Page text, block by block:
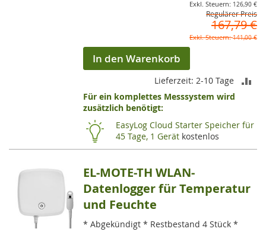
126,90 €
Regulärer Preis
167,79 €
141,00 €
In den Warenkorb
Lieferzeit: 2-10 Tage
Für ein komplettes Messsystem wird
zusätzlich benötigt:
EasyLog Cloud Starter Speicher für
45 Tage, 1 Gerät kostenlos
EL-MOTE-TH WLAN-
Datenlogger für Temperatur
und Feuchte
* Abgekündigt * Restbestand 4 Stück *